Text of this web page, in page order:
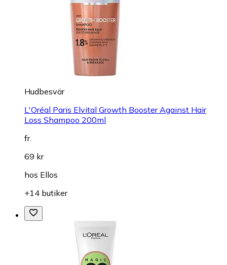
Hudbesvär
L'Oréal Paris Elvital Growth Booster Against Hair
Loss Shampoo 200ml
fr.
69 kr
hos Ellos
+14 butiker